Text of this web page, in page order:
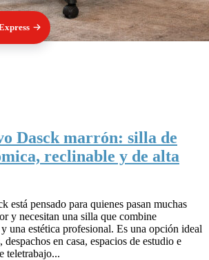
Dasck marrón: silla de
reclinable y de alta
está pensado para quienes pasan muchas
y necesitan una silla que combine
una estética profesional. Es una opción ideal
en casa, espacios de estudio e
teletrabajo...